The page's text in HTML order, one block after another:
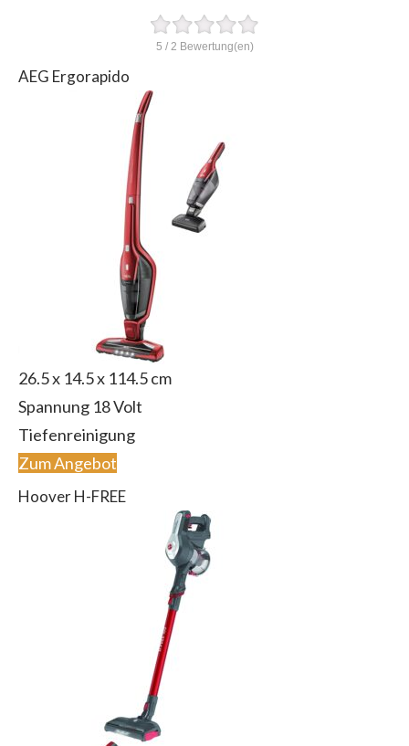
5 / 2 Bewertung(en)
AEG Ergorapido
26.5 x 14.5 x 114.5 cm
Spannung ‎18 Volt
Tiefenreinigung
Zum Angebot
Hoover H-FREE